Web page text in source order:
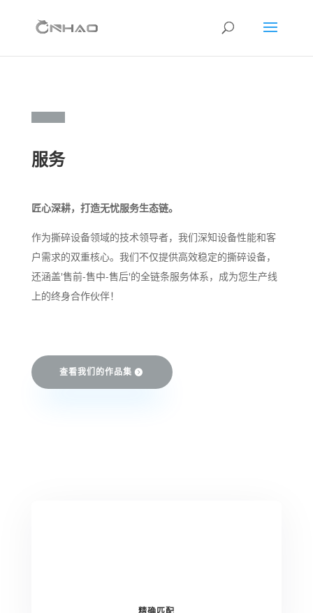
服务
匠心深耕，打造无忧服务生态链。
作为撕碎设备领域的技术领导者，我们深知设备性能和客
户需求的双重核心。我们不仅提供高效稳定的撕碎设备，
还涵盖'售前-售中-售后'的全链条服务体系，成为您生产线
上的终身合作伙伴！
查看我们的作品集